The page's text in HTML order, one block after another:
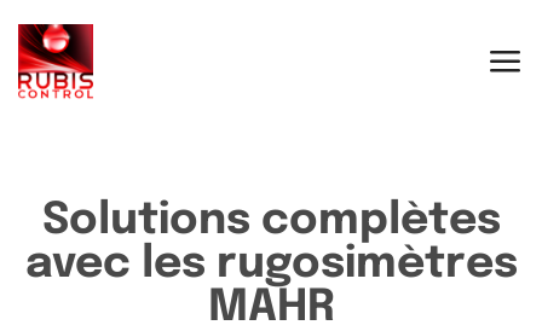
Solutions complètes
avec les rugosimètres
MAHR